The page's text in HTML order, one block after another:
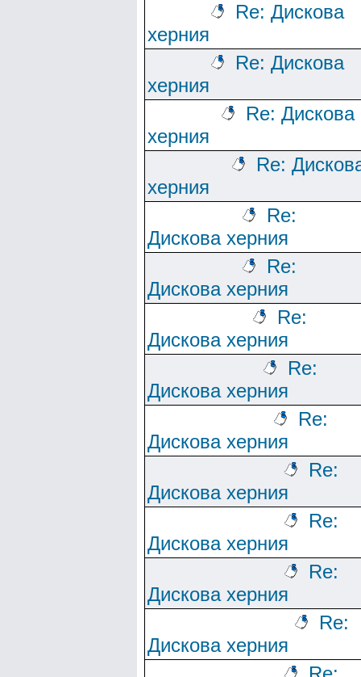
Re: Дискова
херния
Re: Дискова
херния
Re: Дискова
херния
Re:
херния
Re:
Дискова херния
Re:
Дискова херния
Re:
Дискова херния
Re:
Дискова херния
Re:
Дискова херния
Re:
Дискова херния
Re:
Дискова херния
Re:
Дискова херния
Re:
Дискова херния